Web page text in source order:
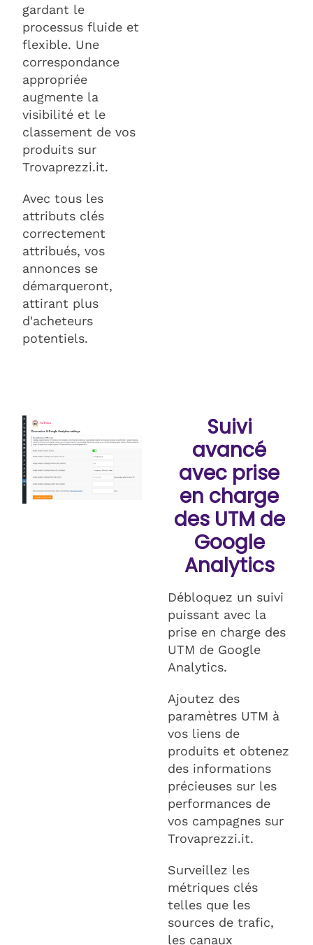
gardant le
processus fluide et
flexible. Une
correspondance
appropriée
augmente la
visibilité et le
classement de vos
produits sur
Trovaprezzi.it.
Avec tous les
attributs clés
correctement
attribués, vos
annonces se
démarqueront,
attirant plus
d'acheteurs
potentiels.
Suivi
avancé
avec prise
en charge
des UTM de
Google
Analytics
Débloquez un suivi
puissant avec la
prise en charge des
UTM de Google
Analytics.
Ajoutez des
paramètres UTM à
vos liens de
produits et obtenez
des informations
précieuses sur les
performances de
vos campagnes sur
Trovaprezzi.it.
Surveillez les
métriques clés
telles que les
sources de trafic,
les canaux